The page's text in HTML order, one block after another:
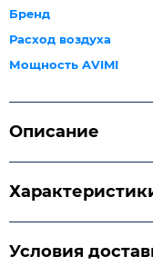
Бренд
Расход воздуха
Мощность AVIMI
Описание
Условия